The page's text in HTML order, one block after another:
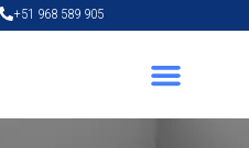
+51 968 589 905